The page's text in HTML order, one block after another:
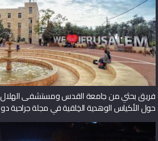
فريق بحثي من جامعة القدس ومستشفى الهلال
حول الأكياس الوهدية الخِلقية في مجلة جراحية